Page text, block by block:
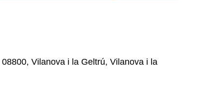
Vilanova i la Geltrú, Vilanova i la